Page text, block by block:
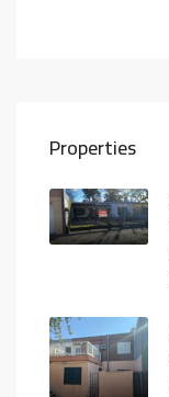
Properties